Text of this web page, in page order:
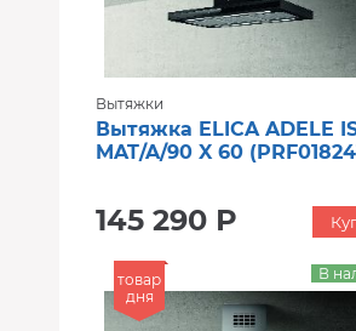
Вытяжки
Вытяжка ELICA ADELE
MAT/A/90 X 60
145 290 Р
товар
дня
В